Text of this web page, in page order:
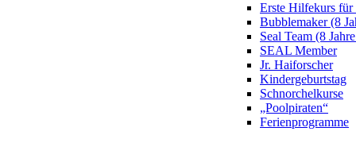
Erste Hilfekurs
Bubblemaker (8
Seal Team (8
SEAL Member
Jr. Haiforscher
Kindergeburtstag
Schnorchelkurse
„Poolpiraten“
Ferienprogramme